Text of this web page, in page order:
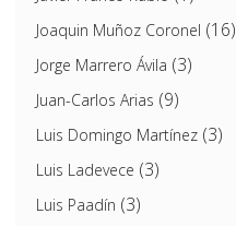
Joaquin Muñoz Coronel (16)
Jorge Marrero Ávila (3)
Juan-Carlos Arias (9)
Luis Domingo Martínez(3)
Luis Ladevece (3)
Luis Paadín (3)